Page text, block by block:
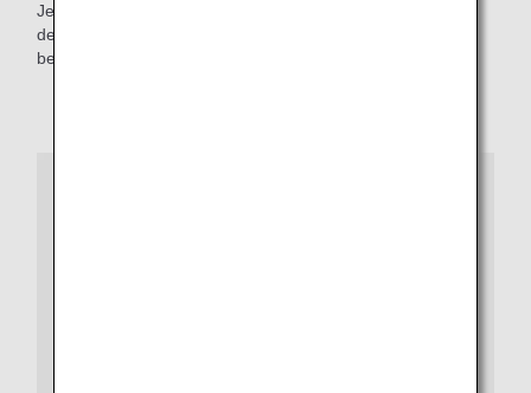
Je nach Gewichtsbeschränkungen und Reisezielen beträgt
der Preis 100 bis 200 USD. Nach der Flugbuchung online
beantragen.